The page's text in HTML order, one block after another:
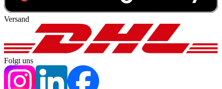
Versand
Folgt uns